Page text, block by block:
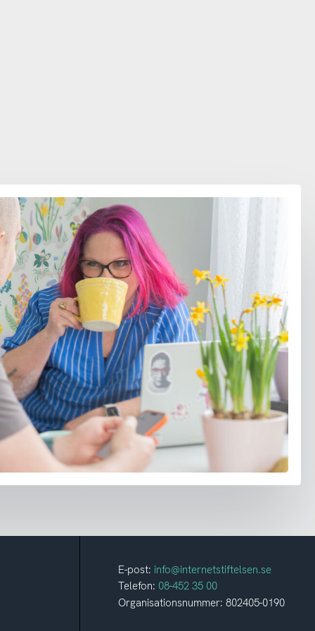
E-post: info@internetstiftelsen.se
Telefon: 08-452 35 00
Organisationsnummer: 802405-0190